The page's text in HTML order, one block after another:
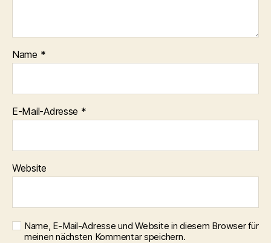
Name *
E-Mail-Adresse *
Website
Name, E-Mail-Adresse und Website in diesem Browser für
meinen nächsten Kommentar speichern.